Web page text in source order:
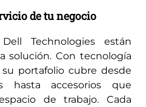
de tu negocio
Technologies están
solución. Con tecnología
portafolio cubre desde
hasta accesorios que
de trabajo. Cada